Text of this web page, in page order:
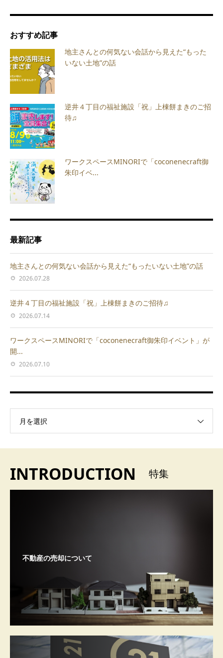
おすすめ記事
地主さんとの何気ない会話から見えた“もった
いない土地”の話
逆井４丁目の福祉施設「祝」上棟餅まきのご招
待♫
ワークスペースMINORIで「coconenecraft御
朱印イベ...
最新記事
地主さんとの何気ない会話から見えた“もったいない土地”の話
2026.07.28
逆井４丁目の福祉施設「祝」上棟餅まきのご招待♫
2026.07.14
ワークスペースMINORIで「coconenecraft御朱印イベント」が
開...
2026.07.10
月を選択
INTRODUCTION 特集
不動産の売却について